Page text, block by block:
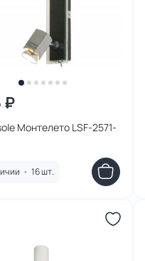
₽
Монтелето LSF-2571-
• 16 шт.